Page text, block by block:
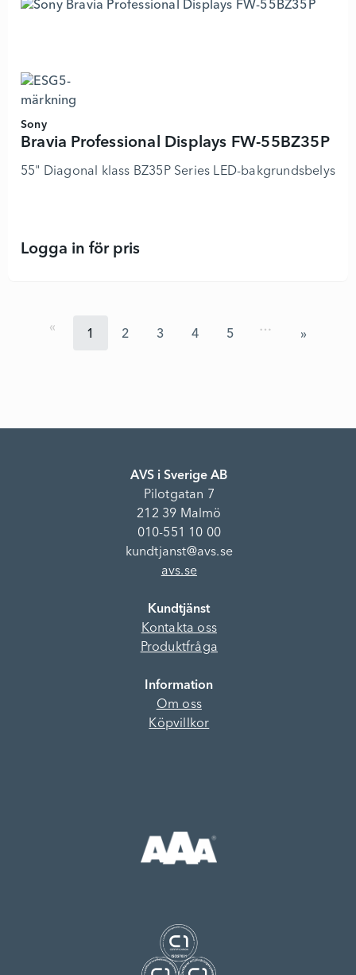
Sony
Bravia Professional Displays FW-55BZ35P
55" Diagonal klass BZ35P Series LED-bakgrundsbelyst
Logga in för prisBravia Professional Displays FW-
1 2 3 4 5
…
AVS i Sverige AB
Pilotgatan 7
212 39 Malmö
010-551 10 00
kundtjanst@avs.se
avs.se
Kundtjänst
Kontakta oss
Produktfråga
Information
Om oss
Köpvillkor